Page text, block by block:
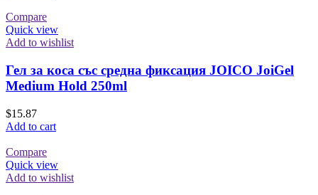
Compare
Quick view
Add to wishlist
Гел за коса със средна фиксация JOICO JoiGel
Medium Hold 250ml
$15.87
Add to cart
Compare
Quick view
Add to wishlist